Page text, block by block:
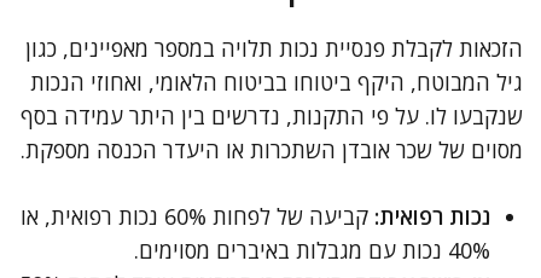
הזכאות לקבלת פנסיית נכות תלויה במספר מאפיינים, כגון
גיל המבוטח, היקף ביטוחו בביטוח הלאומי, ואחוזי הנכות
שנקבעו לו. על פי התקנות, נדרשים בין היתר עמידה בסף
מסוים של שכר אובדן השתכרות או היעדר הכנסה מספקת.
נכות רפואית:
קביעה של לפחות 60% נכות רפואית, או
40% נכות עם מגבלות באיברים מסוימים.